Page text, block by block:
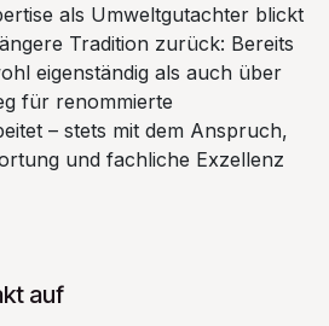
als Umweltgutachter blickt
Tradition zurück: Bereits
eigenständig als auch über
für renommierte
– stets mit dem Anspruch,
und fachliche Exzellenz
auf